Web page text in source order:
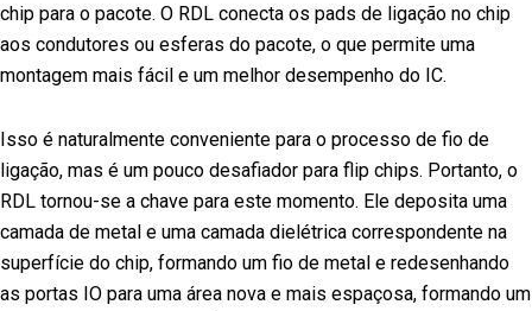
chip para o pacote. O RDL conecta os pads de ligação no chip
aos condutores ou esferas do pacote, o que permite uma
montagem mais fácil e um melhor desempenho do IC.
Isso é naturalmente conveniente para o processo de fio de
ligação, mas é um pouco desafiador para flip chips. Portanto, o
RDL tornou-se a chave para este momento. Ele deposita uma
camada de metal e uma camada dielétrica correspondente na
superfície do chip, formando um fio de metal e redesenhando
as portas IO para uma área nova e mais espaçosa, formando um